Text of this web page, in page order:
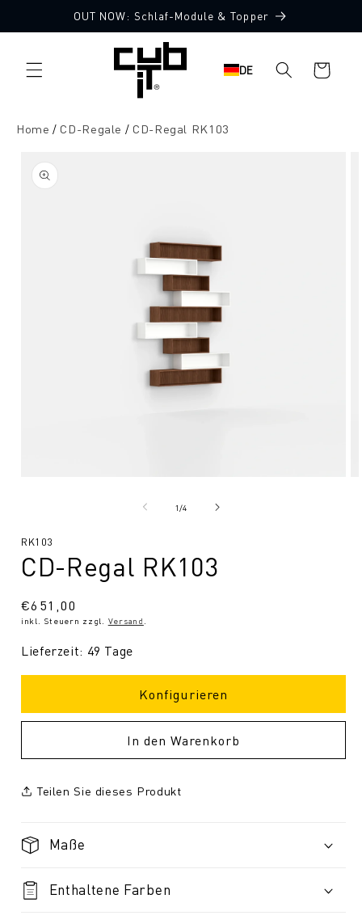
Inhalt
OUT NOW: Schlaf-Module & Topper
DE Warenkorb
Home CD-Regale CD-Regal RK103
1/von
4
SKU:
RK103
CD-Regal RK103
Normaler
Preis
€651,00
inkl. Steuern zzgl. Versand
Lieferzeit: 49 Tage
Konfigurieren
In den Warenkorb
Teilen Sie dieses Produkt
Maße
Enthaltene Farben